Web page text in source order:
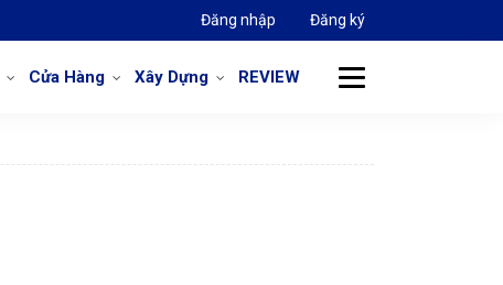
Đăng nhập Đăng ký
Cửa Hàng Xây Dựng REVIEW